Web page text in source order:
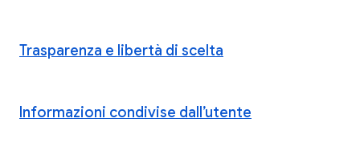
Trasparenza e libertà di scelta
Informazioni condivise dall’utente